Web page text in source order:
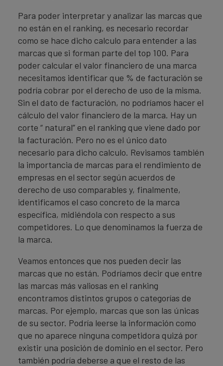
Para poder interpretar y analizar las marcas que
no están en el ranking, es necesario recordar
como se hace dicho calculo para entender a las
marcas que si forman parte del top 100. Para
poder calcular el valor financiero de una marca
necesitamos identificar que % de facturación se
podría cobrar por el derecho de uso de la misma.
Sin el dato de facturación, no podríamos hacer el
cálculo del valor financiero de la marca. Hay un
corte “ natural” en el ranking que viene dado por
la facturación. Pero no es el único dato
necesario para dicho calculo. Revisamos también
la importancia de marcas para el rendimiento de
empresas en el sector según acuerdos de
derecho de uso comparables y, finalmente,
identificamos el caso concreto de la marca
específica, midiéndola con respecto a sus
competidores. Lo que denominamos la fuerza de
la marca.
Veamos entonces que nos pueden decir las
marcas que no están. Podríamos decir que entre
las marcas más valiosas en el ranking
encontramos distintos grupos o categorías de
marcas. Por ejemplo, marcas que son las únicas
de su sector. Podría leerse la información como
que no aparece ninguna competidora quizá por
existir una posición de dominio en el sector. Pero
también podría deberse a que el resto de las